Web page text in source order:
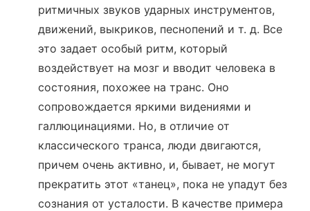
ритмичных звуков ударных инструментов,
движений, выкриков, песнопений и т. д. Все
это задает особый ритм, который
воздействует на мозг и вводит человека в
состояния, похожее на транс. Оно
сопровождается яркими видениями и
галлюцинациями. Но, в отличие от
классического транса, люди двигаются,
причем очень активно, и, бывает, не могут
прекратить этот «танец», пока не упадут без
сознания от усталости. В качестве примера